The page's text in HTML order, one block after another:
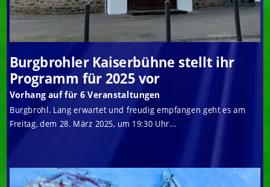
Burgbrohler Kaiserbühne stellt ihr
Programm für 2025 vor
Vorhang auf für 6 Veranstaltungen
Burgbrohl. Lang erwartet und freudig empfangen geht es am
Freitag, dem 28. März 2025, um 19:30 Uhr...